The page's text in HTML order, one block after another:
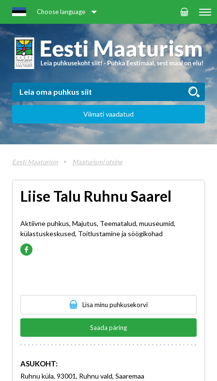
Choose language
Viimati vaadatud
Eesti Maaturism Maaturismi otsing
Liise Talu Ruhnu Saarel
Aktiivne puhkus, Majutus, Teematalud, muuseumid,
külastuskeskused, Toitlustamine ja söögikohad
Lisa minu puhkusekorvi
Saada päring
ASUKOHT:
Ruhnu küla, 93001, Ruhnu vald, Saaremaa